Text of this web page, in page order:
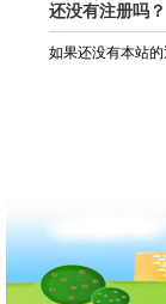
还没有注册吗？
如果还没有本站